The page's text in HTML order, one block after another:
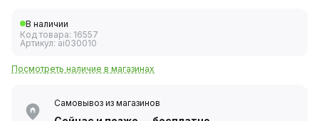
В наличии
Код товара: 16557
Артикул: ai030010
Посмотреть наличие в магазинах
Самовывоз из магазинов